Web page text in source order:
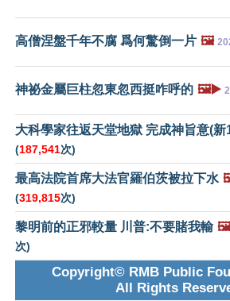
高僧涅盤千年不腐 爲何驚倒一片 🖼️
神祕金屬巨柱忽東忽西挺咋呼的 🖼️▶️
大科學家往返天堂地獄 完成神旨意(新
(187,541次)
最高法院首席大法官羅伯茨被拉下水
(319,815次)
黎明前的正邪較量 川普:不要賭我輸
次)
Copyright© RMB Public
All Rights